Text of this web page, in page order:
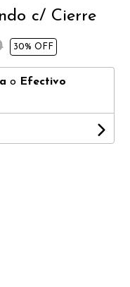
c/ Cierre
30% OFF
o Efectivo